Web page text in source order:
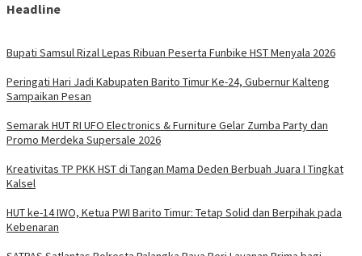
Headline
Bupati Samsul Rizal Lepas Ribuan Peserta Funbike HST Menyala 2026
Peringati Hari Jadi Kabupaten Barito Timur Ke-24, Gubernur Kalteng
Sampaikan Pesan
Semarak HUT RI UFO Electronics & Furniture Gelar Zumba Party dan
Promo Merdeka Supersale 2026
Kreativitas TP PKK HST di Tangan Mama Deden Berbuah Juara I Tingkat
Kalsel
HUT ke-14 IWO, Ketua PWI Barito Timur: Tetap Solid dan Berpihak pada
Kebenaran